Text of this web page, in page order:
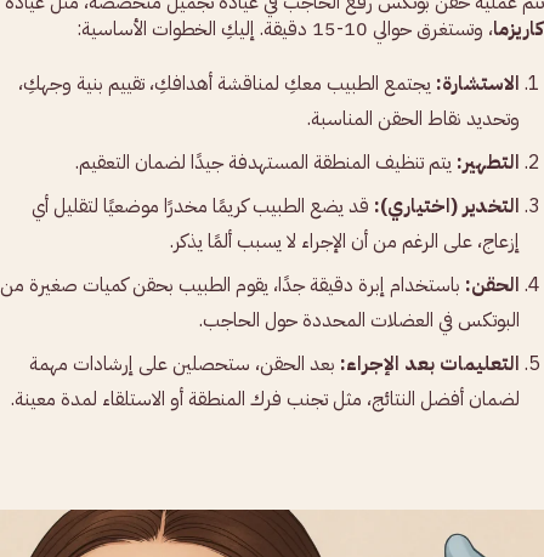
كاريزما، وتستغرق حوالي 10-15 دقيقة. إليكِ الخطوات الأساسية:
الاستشارة: يجتمع الطبيب معكِ لمناقشة أهدافكِ، تقييم بنية وجهكِ،
وتحديد نقاط الحقن المناسبة.
التطهير: يتم تنظيف المنطقة المستهدفة جيدًا لضمان التعقيم.
التخدير (اختياري): قد يضع الطبيب كريمًا مخدرًا موضعيًا لتقليل أي
إزعاج، على الرغم من أن الإجراء لا يسبب ألمًا يذكر.
الحقن: باستخدام إبرة دقيقة جدًا، يقوم الطبيب بحقن كميات صغيرة من
البوتكس في العضلات المحددة حول الحاجب.
التعليمات بعد الإجراء: بعد الحقن، ستحصلين على إرشادات مهمة
لضمان أفضل النتائج، مثل تجنب فرك المنطقة أو الاستلقاء لمدة معينة.